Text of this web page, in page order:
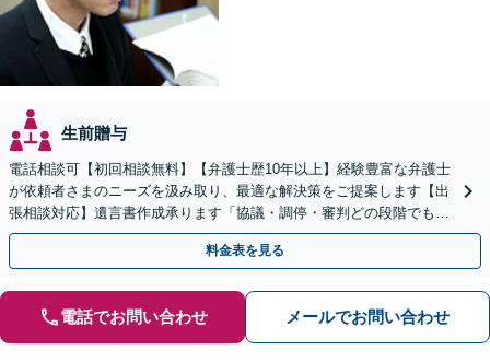
生前贈与
電話相談可【初回相談無料】【弁護士歴10年以上】経験豊富な弁護士
が依頼者さまのニーズを汲み取り、最適な解決策をご提案します【出
張相談対応】遺言書作成承ります「協議・調停・審判どの段階でも相
談OK」【分割・後払い利用可】【ビデオ面談あり】
料金表を見る
電話でお問い合わせ メールでお問い合わせ